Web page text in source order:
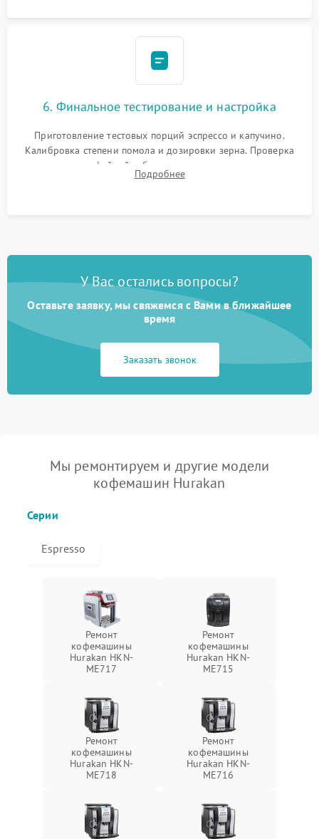
6. Финальное тестирование и настройка
Приготовление тестовых порций эспрессо и капучино.
Калибровка степени помола и дозировки зерна. Проверка
плотности кофейной таблетки, температуры напитка и
качества молочной пены. Контроль отсутствия посторонних
Подробнее
У Вас остались вопросы?
Оставьте заявку, мы свяжемся с Вами в ближайшее
время
Заказать звонок
Мы ремонтируем и другие модели
кофемашин Hurakan
Серии
Espresso
Ремонт
кофемашины
Hurakan HKN-
ME717
Ремонт
кофемашины
Hurakan HKN-
ME715
Ремонт
кофемашины
Hurakan HKN-
ME718
Ремонт
кофемашины
Hurakan HKN-
ME716